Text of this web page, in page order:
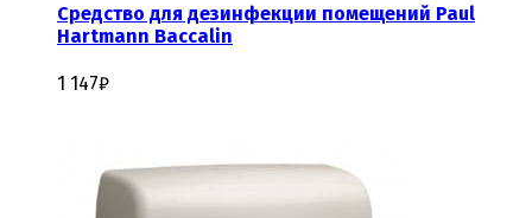
Средство для дезинфекции помещений Paul
Hartmann Baccalin
1 147₽